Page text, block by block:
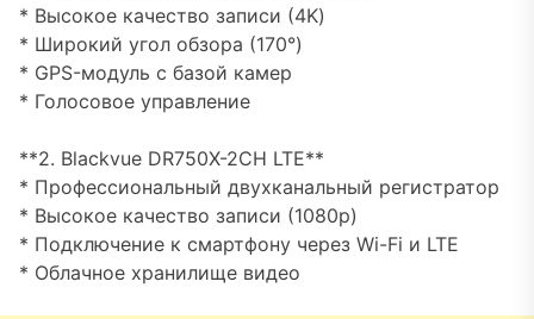
* Высокое качество записи (4K)
* Широкий угол обзора (170°)
* GPS-модуль с базой камер
* Голосовое управление
**2. Blackvue DR750X-2CH LTE**
* Профессиональный двухканальный регистратор
* Высокое качество записи (1080p)
* Подключение к смартфону через Wi-Fi и LTE
* Облачное хранилище видео